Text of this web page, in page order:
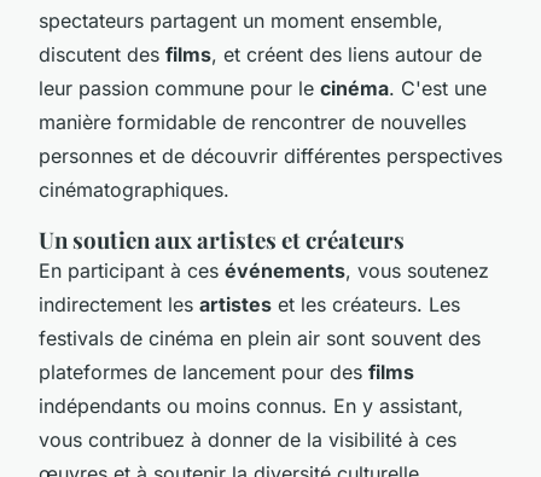
spectateurs partagent un moment ensemble,
discutent des films, et créent des liens autour de
leur passion commune pour le cinéma. C'est une
manière formidable de rencontrer de nouvelles
personnes et de découvrir différentes perspectives
cinématographiques.
Un soutien aux artistes et créateurs
En participant à ces événements, vous soutenez
indirectement les artistes et les créateurs. Les
festivals de cinéma en plein air sont souvent des
plateformes de lancement pour des films
indépendants ou moins connus. En y assistant,
vous contribuez à donner de la visibilité à ces